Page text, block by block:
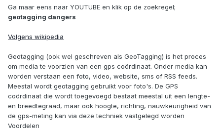
Ga maar eens naar YOUTUBE en klik op de zoekregel;
geotagging dangers
Volgens wikipedia
Geotagging (ook wel geschreven als GeoTagging) is het proces
om media te voorzien van een gps coördinaat. Onder media kan
worden verstaan een foto, video, website, sms of RSS feeds.
Meestal wordt geotagging gebruikt voor foto's. De GPS
coördinaat die wordt toegevoegd bestaat meestal uit een lengte-
en breedtegraad, maar ook hoogte, richting, nauwkeurigheid van
de gps-meting kan via deze techniek vastgelegd worden
Voordelen